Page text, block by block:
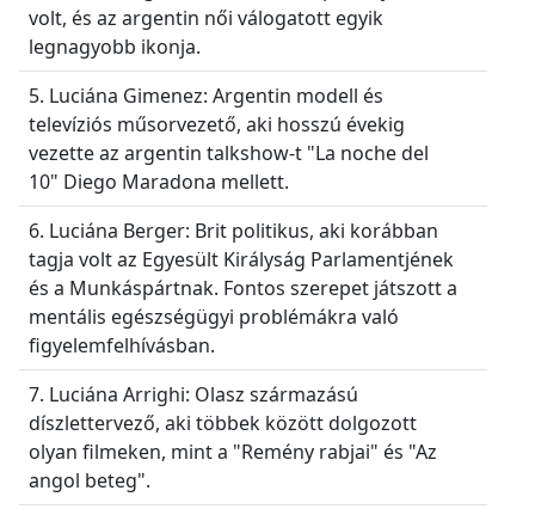
volt, és az argentin női válogatott egyik
legnagyobb ikonja.
5. Luciána Gimenez: Argentin modell és
televíziós műsorvezető, aki hosszú évekig
vezette az argentin talkshow-t "La noche del
10" Diego Maradona mellett.
6. Luciána Berger: Brit politikus, aki korábban
tagja volt az Egyesült Királyság Parlamentjének
és a Munkáspártnak. Fontos szerepet játszott a
mentális egészségügyi problémákra való
figyelemfelhívásban.
7. Luciána Arrighi: Olasz származású
díszlettervező, aki többek között dolgozott
olyan filmeken, mint a "Remény rabjai" és "Az
angol beteg".